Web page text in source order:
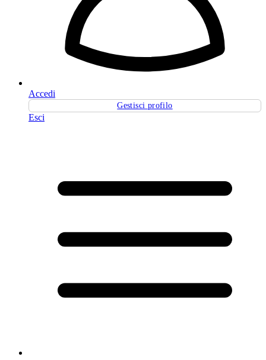
Accedi
Gestisci profilo
Esci